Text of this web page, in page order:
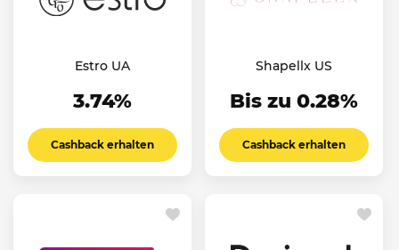
Estro UA
3.74%
Cashback erhalten
Shapellx US
Bis zu 0.28%
Cashback erhalten